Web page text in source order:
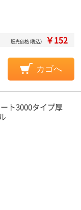
販売価格（税込） ￥152
カゴへ
ート3000タイプ厚